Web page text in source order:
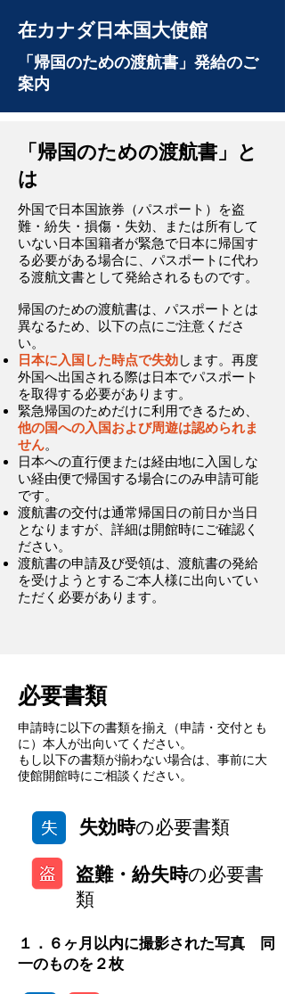
在カナダ日本国大使館
「帰国のための渡航書」発給のご
案内
「帰国のための渡航書」と
は
外国で日本国旅券（パスポート）を盗
難・紛失・損傷・失効、または所有して
いない日本国籍者が緊急で日本に帰国す
る必要がある場合に、パスポートに代わ
る渡航文書として発給されるものです。
帰国のための渡航書は、パスポートとは
異なるため、以下の点にご注意くださ
い。
日本に入国した時点で失効します。​​再度
外国へ出国される際は日本でパスポート
を取得する必要があります。
緊急帰国のためだけに利用できるため、
他の国への入国および周遊は認められま
せん。
日本への直行便または経由地に入国しな
い経由便で帰国する場合にのみ申請可能
です。
渡航書の交付は通常帰国日の前日か当日
となりますが、詳細は開館時にご確認く
ださい。
渡航書の申請及び受領は、渡航書の発給
を受けようとするご本人様に出向いてい
ただく必要があります。
必要書類
申請時に以下の書類を揃え（申請・交付とも
に）本人が出向いてください。
もし以下の書類が揃わない場合は、事前に大
使館開館時にご相談ください。
失効時の必要書類
盗難・紛失時の必要書
類
１．６ヶ月以内に撮影された写真 同
一のものを２枚